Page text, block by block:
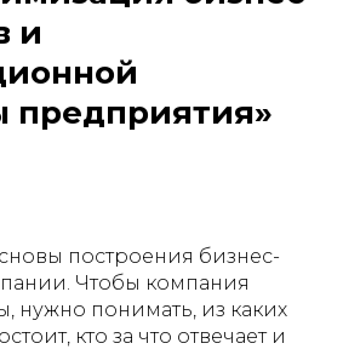
и
предприятия»
построения бизнес-
Чтобы компания
нужно понимать, из каких
кто за что отвечает и